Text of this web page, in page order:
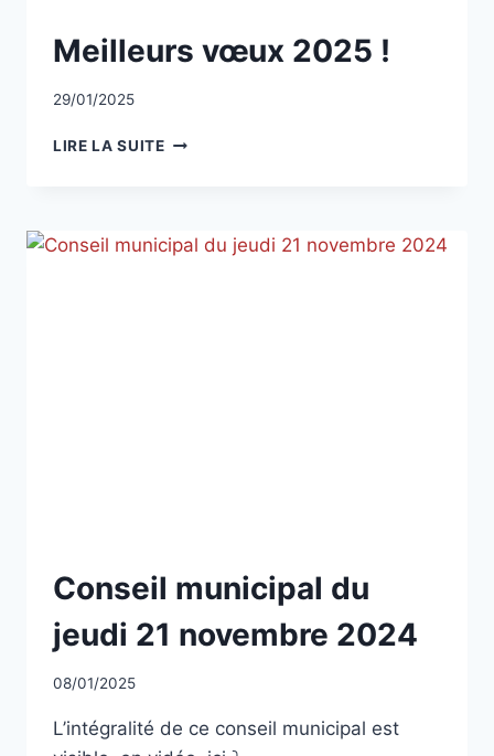
NON
CLASSÉ
Meilleurs vœux 2025 !
Par
29/01/2025
LIRE LA SUITEMEILLEURS
NON
CLASSÉ
Conseil municipal du
jeudi 21 novembre 2024
Par
08/01/2025
L’intégralité de ce conseil municipal est